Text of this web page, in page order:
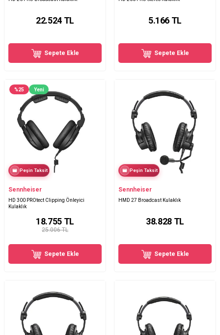
22.524TL
Sepete Ekle
5.166 TL
Sepete Ekle
%25 Yeni
Peşin Taksit
Sennheiser
HD 300 PROtect Clipping Önleyici
Kulaklık
25.006 TL
18.755TL
Sepete Ekle
Peşin Taksit
Sennheiser
HMD 27 Broadcast Kulaklık
38.828TL
Sepete Ekle